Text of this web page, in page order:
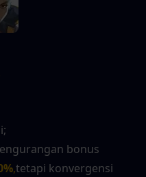
bonus
,tetapi konvergensi